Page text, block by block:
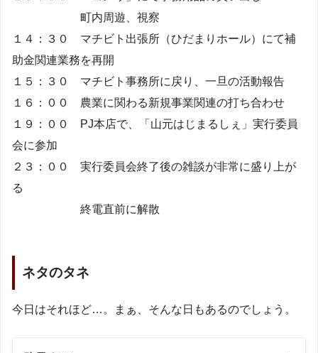
町内周遊、視察
１４：３０ マチビト出張所（ひだまりホール）にて補
助金関連業務を再開
１５：３０ マチビト事務所に戻り、一旦の活動報告
１６：００ 農業に関わる新規事業関連の打ち合わせ
１９：００ PJ本店で、「山元はじまるしぇ」実行委員
会に参加
２３：００ 実行委員会終了後の雑談が非常に盛り上が
る
終電直前に解散
ネタのタネ
今日はそれほど…。まぁ、そんな日もあるのでしょう。